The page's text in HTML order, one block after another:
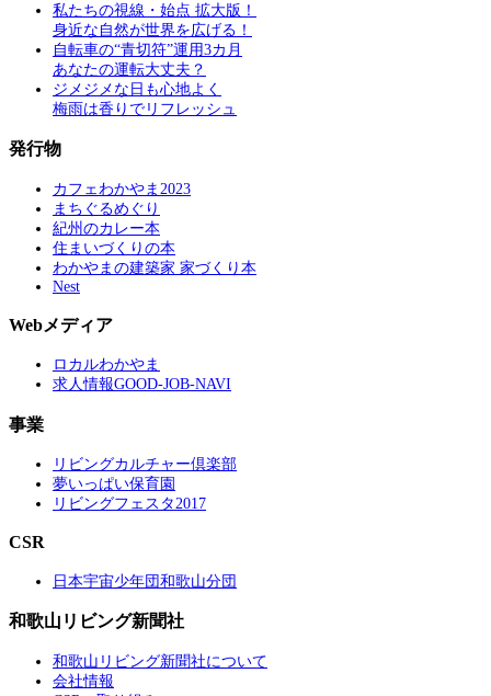
私たちの視線・始点 拡大版！
身近な自然が世界を広げる！
自転車の“青切符”運用3カ月
あなたの運転大丈夫？
ジメジメな日も心地よく
梅雨は香りでリフレッシュ
発行物
カフェわかやま2023
まちぐるめぐり
紀州のカレー本
住まいづくりの本
わかやまの建築家 家づくり本
Nest
Webメディア
ロカルわかやま
求人情報GOOD-JOB-NAVI
事業
リビングカルチャー倶楽部
夢いっぱい保育園
リビングフェスタ2017
CSR
日本宇宙少年団和歌山分団
和歌山リビング新聞社
和歌山リビング新聞社について
会社情報